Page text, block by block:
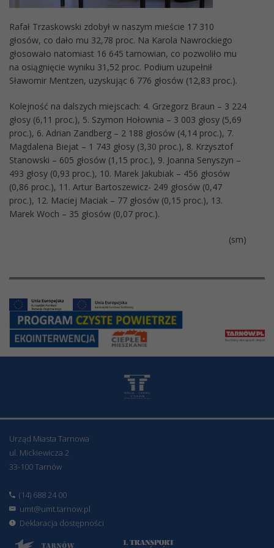
Rafał Trzaskowski zdobył w naszym mieście 17 310
głosów, co dało mu 32,78 proc. Na Karola Nawrockiego
głosowało natomiast 16 645 tarnowian, co pozwoliło mu
na osiągnięcie wyniku 31,52 proc. Podium uzupełnił
Sławomir Mentzen, uzyskując 6 776 głosów (12,83 proc.).
Kolejność na dalszych miejscach: 4. Grzegorz Braun – 3 224
głosy (6,11 proc.), 5. Szymon Hołownia – 3 003 głosy (5,69
proc.), 6. Adrian Zandberg – 2 188 głosów (4,14 proc.), 7.
Magdalena Biejat – 1 743 głosy (3,30 proc.), 8. Krzysztof
Stanowski – 605 głosów (1,15 proc.), 9. Joanna Senyszyn –
493 głosy (0,93 proc.), 10. Marek Jakubiak – 456 głosów
(0,86 proc.), 11. Artur Bartoszewicz- 249 głosów (0,47
proc.), 12. Maciej Maciak – 77 głosów (0,15 proc.), 13.
Marek Woch – 35 głosów (0,07 proc.).
(sm)
Urząd Miasta Tarnowa
ul. Mickiewicza 2
33-100 Tarnów
(14) 688 24 00
umt@umt.tarnow.pl
Deklaracja dostępności